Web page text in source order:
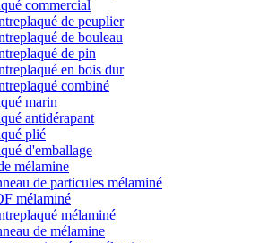
commercial
de peuplier
de bouleau
de pin
en bois dur
combiné
marin
antidérapant
plié
d'emballage
mélamine
de particules mélaminé
mélaminé
mélaminé
de mélamine